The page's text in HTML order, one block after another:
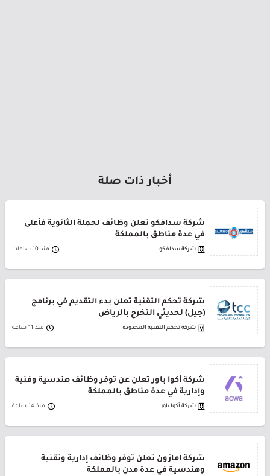
أخبار ذات صلة
شركة سدافكو تعلن وظائف لحملة الثانوية فأعلى
في عدة مناطق بالمملكة
شركة سدافكو منذ 10 ساعات
شركة تحكم التقنية تعلن بدء التقديم في برنامج
(جيل) لحديثي التخرج بالرياض
شركة تحكم التقنية المحدودة منذ 11 ساعة
شركة أكوا باور تعلن عن توفر وظائف هندسية وفنية
وإدارية في عدة مناطق بالمملكة
شركة أكوا باور منذ 14 ساعة
شركة أمازون تعلن توفر وظائف إدارية وتقنية
وهندسية في عدة مدن بالمملكة